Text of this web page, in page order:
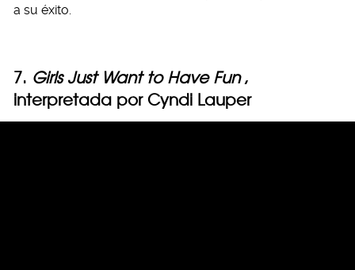
a su éxito.
7. Girls Just Want to Have Fun ,
interpretada por Cyndi Lauper